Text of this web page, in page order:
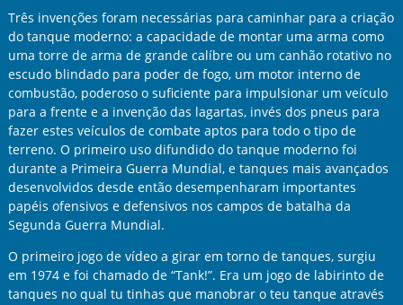
Três invenções foram necessárias para caminhar para a criação
do tanque moderno: a capacidade de montar uma arma como
uma torre de arma de grande calíbre ou um canhão rotativo no
escudo blindado para poder de fogo, um motor interno de
combustão, poderoso o suficiente para impulsionar um veículo
para a frente e a invenção das lagartas, invés dos pneus para
fazer estes veículos de combate aptos para todo o tipo de
terreno. O primeiro uso difundido do tanque moderno foi
durante a Primeira Guerra Mundial, e tanques mais avançados
desenvolvidos desde então desempenharam importantes
papéis ofensivos e defensivos nos campos de batalha da
Segunda Guerra Mundial.
O primeiro jogo de vídeo a girar em torno de tanques, surgiu
em 1974 e foi chamado de “Tank!”. Era um jogo de labirinto de
tanques no qual tu tinhas que manobrar o teu tanque através